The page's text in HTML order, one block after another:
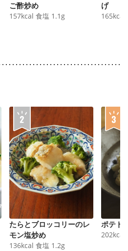
ご酢炒め
157kcal 食塩 1.1 g
げ
165kcal
たらとブロッコリーのレ
モン塩炒め
136kcal 食塩 1.2g
ポテト
202kcal